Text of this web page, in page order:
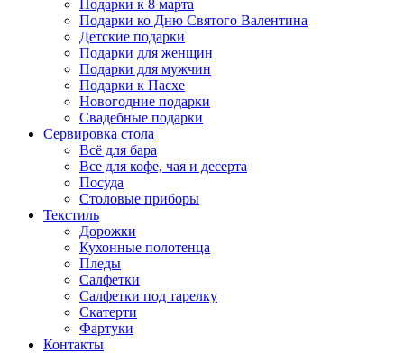
Подарки к 8 марта
Подарки ко Дню Святого Валентина
Детские подарки
Подарки для женщин
Подарки для мужчин
Подарки к Пасхе
Новогодние подарки
Свадебные подарки
Сервировка стола
Всё для бара
Все для кофе, чая и десерта
Посуда
Столовые приборы
Текстиль
Дорожки
Кухонные полотенца
Пледы
Салфетки
Салфетки под тарелку
Скатерти
Фартуки
Контакты